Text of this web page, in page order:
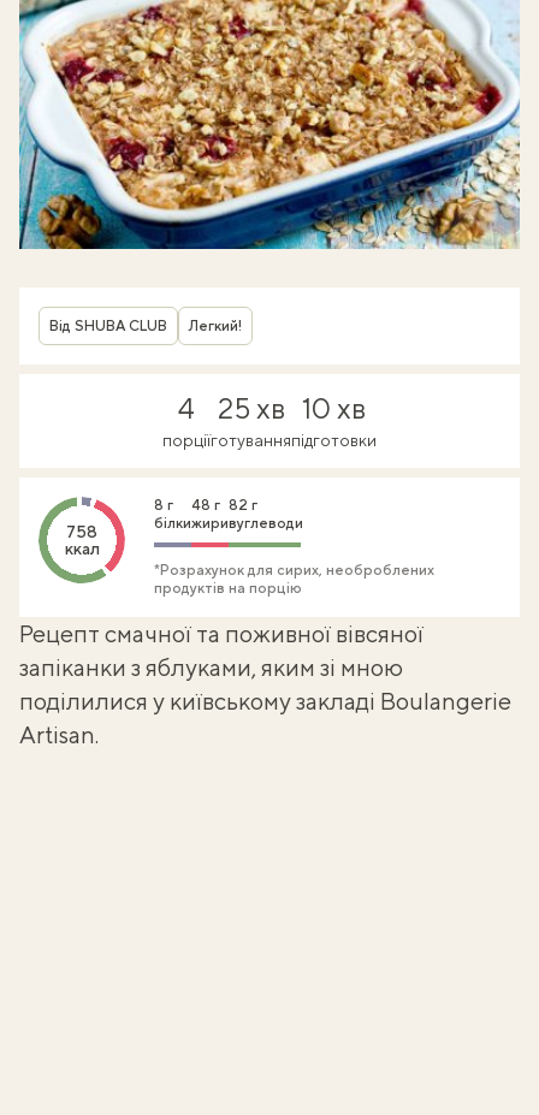
Від SHUBA CLUB Легкий!
4
порції
25 хв
готування
10 хв
підготовки
758
ккал
8 г
білки
48 г
жири
82 г
вуглеводи
*Розрахунок для сирих, необроблених
продуктів на порцію
Рецепт смачної та поживної вівсяної
запіканки з яблуками, яким зі мною
поділилися у київському закладі Boulangerie
Artisan.